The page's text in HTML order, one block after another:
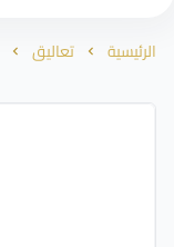
الرئيسية تعاليق